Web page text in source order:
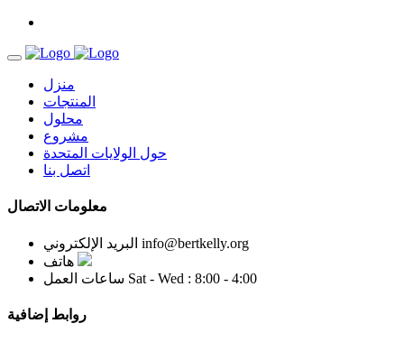
منزل
المنتجات
محلول
مشروع
حول الولايات المتحدة
اتصل بنا
معلومات الاتصال
البريد الإلكتروني info@bertkelly.org
هاتف
ساعات العمل Sat - Wed : 8:00 - 4:00
روابط إضافية